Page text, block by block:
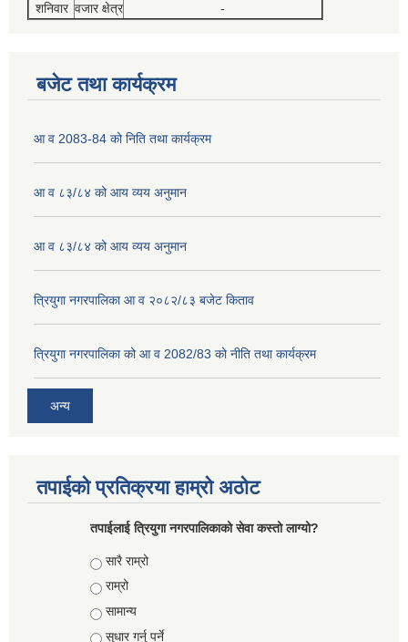
शनिवार वजार क्षेत्र -
बजेट तथा कार्यक्रम
आ व 2083-84 को निति तथा कार्यक्रम
आ व ८३/८४ को आय व्यय अनुमान
आ व ८३/८४ को आय व्यय अनुमान
त्रियुगा नगरपालिका आ व २०८२/८३ बजेट किताव
त्रियुगा नगरपालिका को आ व 2082/83 को नीति तथा कार्यक्रम
अन्य
तपाईको प्रतिक्रया हाम्रो अठोट
तपाईलाई त्रियुगा नगरपालिकाको सेवा कस्तो लाग्यो?
Choices
सारै राम्रो
राम्रो
सामान्य
सुधार गर्नु पर्ने